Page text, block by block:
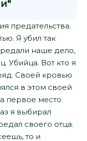
предательства.
Я убил так
наше дело,
Убийца. Вот кто я
Своей кровью
в этом своей
первое место
я выбирал
своего отца.
то и